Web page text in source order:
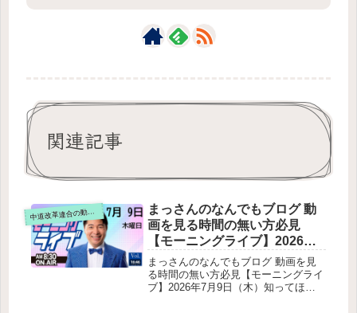
関連記事
中道改革連合の動画をテキスト要約
まっさんのなんでもブログ 動
画を見る時間の無い方必見
【モーニングライブ】2026年7
月9日（木）知ってほしい今日
のニュースを厳選！いさ進一
が生解説する新聞情報【 15分
まっさんのなんでもブログ 動画を見
る時間の無い方必見【モーニングライ
ブ】2026年7月9日（木）知ってほし